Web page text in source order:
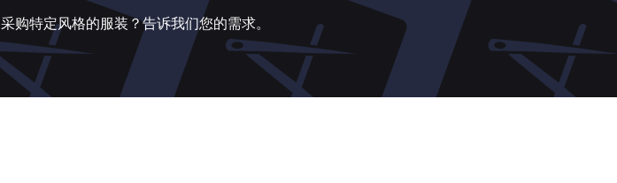
采购特定风格的服装？告诉我们您的需求。